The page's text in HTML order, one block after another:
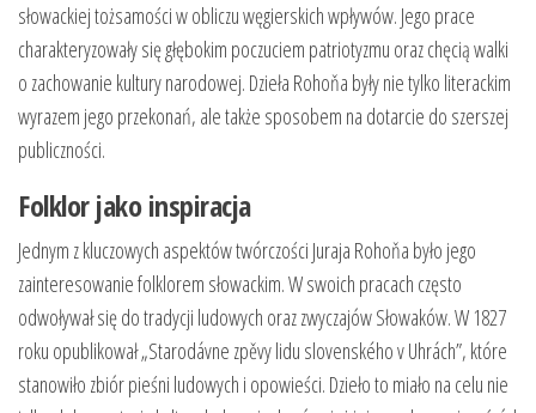
słowackiej tożsamości w obliczu węgierskich wpływów. Jego prace
charakteryzowały się głębokim poczuciem patriotyzmu oraz chęcią walki
o zachowanie kultury narodowej. Dzieła Rohoňa były nie tylko literackim
wyrazem jego przekonań, ale także sposobem na dotarcie do szerszej
publiczności.
Folklor jako inspiracja
Jednym z kluczowych aspektów twórczości Juraja Rohoňa było jego
zainteresowanie folklorem słowackim. W swoich pracach często
odwoływał się do tradycji ludowych oraz zwyczajów Słowaków. W 1827
roku opublikował „Starodávne zpěvy lidu slovenského v Uhrách”, które
stanowiło zbiór pieśni ludowych i opowieści. Dzieło to miało na celu nie